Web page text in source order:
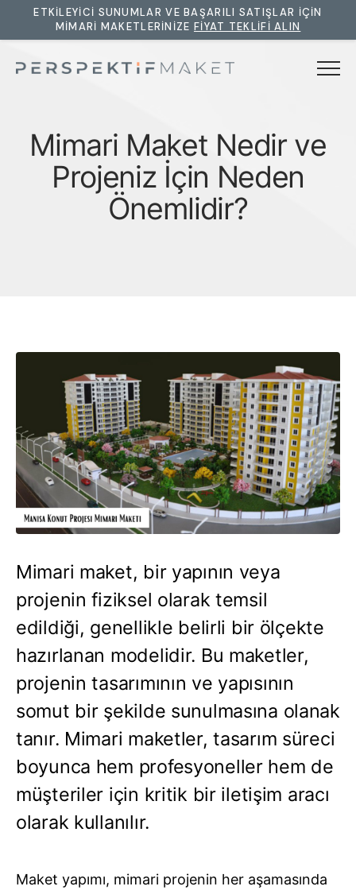
ETKILEYICI SUNUMLAR VE BAŞARILI SATIŞLAR IÇIN
MIMARI MAKETLERINIZE FIYAT TEKLIFI ALIN
Menü
Hakkımızda
Eğitim Araçları
🇬🇧
🇩🇪
🇫🇷
🇷🇺
Hemen Teklif Alın
Mimari Maket Nedir ve
Projeniz İçin Neden
Önemlidir?
Mimari maket, bir yapının veya
projenin fiziksel olarak temsil
edildiği, genellikle belirli bir ölçekte
hazırlanan modelidir. Bu maketler,
projenin tasarımının ve yapısının
somut bir şekilde sunulmasına olanak
tanır. Mimari maketler, tasarım süreci
boyunca hem profesyoneller hem de
müşteriler için kritik bir iletişim aracı
olarak kullanılır.
Maket yapımı, mimari projenin her aşamasında